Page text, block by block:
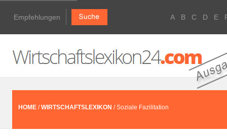
Empfehlungen A B C D E
HOME /WIRTSCHAFTSLEXIKON / Soziale Fazilitation